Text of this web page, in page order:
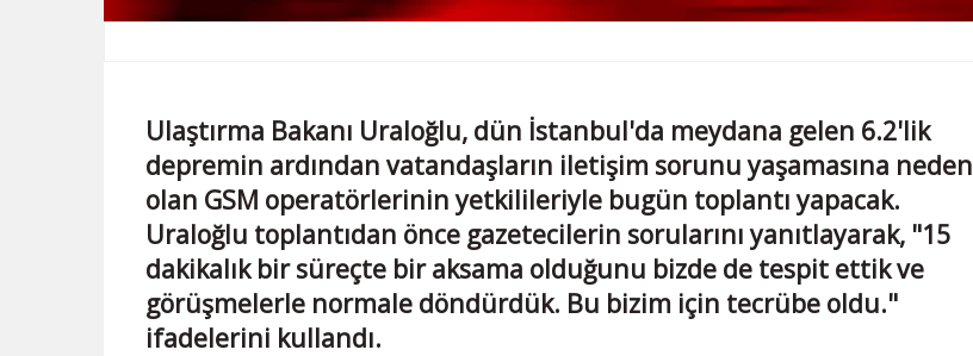
Ulaştırma Bakanı Uraloğlu, dün İstanbul'da meydana gelen 6.2'lik
depremin ardından vatandaşların iletişim sorunu yaşamasına neden
olan GSM operatörlerinin yetkilileriyle bugün toplantı yapacak.
Uraloğlu toplantıdan önce gazetecilerin sorularını yanıtlayarak, "15
dakikalık bir süreçte bir aksama olduğunu bizde de tespit ettik ve
görüşmelerle normale döndürdük. Bu bizim için tecrübe oldu."
ifadelerini kullandı.